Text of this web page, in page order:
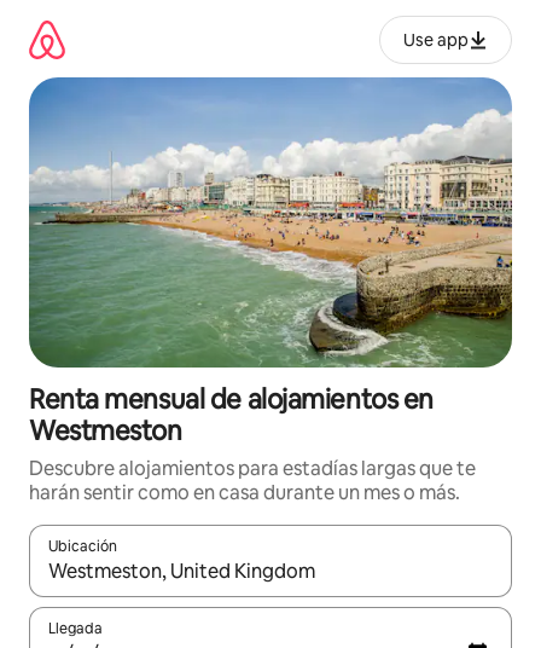
contenido
Use app
Renta mensual de alojamientos en
Westmeston
Descubre alojamientos para estadías largas que te
harán sentir como en casa durante un mes o más.
Ubicación
Cuando los resultados estén disponibles, navega con las
Llegada